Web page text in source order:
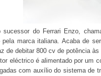
sucessor do Ferrari Enzo,
pela marca italiana. Acaba de
de debitar 800 cv de potência
eléctrico é alimentado por um
com auxílio do sistema de